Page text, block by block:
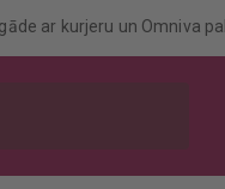
ar kurjeru un Omniva